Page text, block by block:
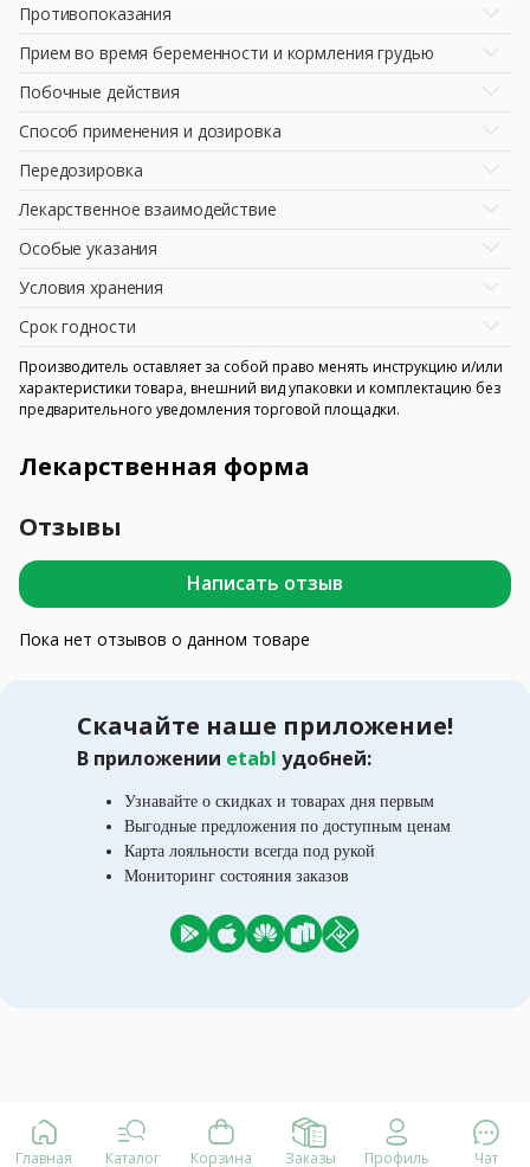
Противопоказания
Прием во время беременности и кормления грудью
Побочные действия
Способ применения и дозировка
Передозировка
Лекарственное взаимодействие
Особые указания
Условия хранения
Срок годности
Производитель оставляет за собой право менять инструкцию и/или
характеристики товара, внешний вид упаковки и комплектацию без
предварительного уведомления торговой площадки.
Лекарственная форма
Отзывы
Написать отзыв
Пока нет отзывов о данном товаре
Скачайте наше приложение!
В приложении etabl удобней:
Узнавайте о скидках и товарах дня первым
Выгодные предложения по доступным ценам
Карта лояльности всегда под рукой
Мониторинг состояния заказов
Главная Каталог Корзина Заказы Профиль Чат